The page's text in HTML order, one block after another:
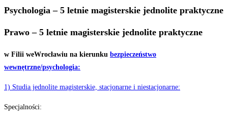
Psychologia – 5 letnie magisterskie jednolite praktyczne
Prawo – 5 letnie magisterskie jednolite praktyczne
w Filii weWrocławiu na kierunku bezpieczeństwo
wewnętrzne/psychologia:
1) Studia jednolite magisterskie, stacjonarne i niestacjonarne:
Specjalności: